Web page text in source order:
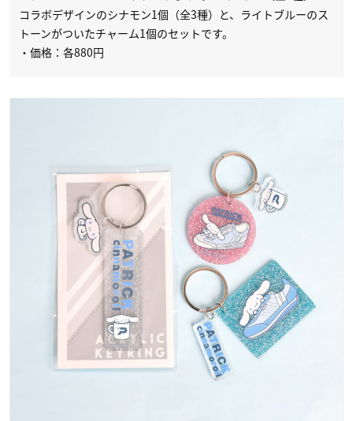
コラボデザインのシナモン1個（全3種）と、ライトブルーのス
トーンがついたチャーム1個のセットです。
・価格：各880円